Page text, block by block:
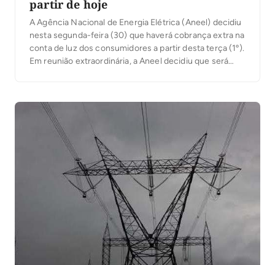
partir de hoje
A Agência Nacional de Energia Elétrica (Aneel) decidiu
nesta segunda-feira (30) que haverá cobrança extra na
conta de luz dos consumidores a partir desta terça (1º).
Em reunião extraordinária, a Aneel decidiu que será
imagem mais […]